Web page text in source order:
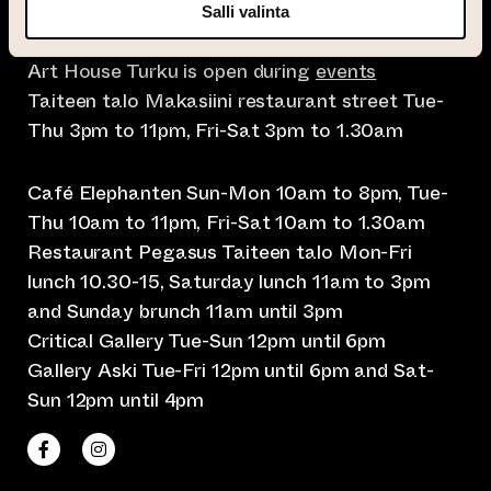
Salli valinta
Taiteen talo, Nunnankatu 4, 20700 Turku
Art House Turku is open during events
Taiteen talo Makasiini restaurant street Tue-
Thu 3pm to 11pm, Fri-Sat 3pm to 1.30am
Café Elephanten Sun-Mon 10am to 8pm, Tue-
Thu 10am to 11pm, Fri-Sat 10am to 1.30am
Restaurant Pegasus Taiteen talo Mon-Fri
lunch 10.30-15, Saturday lunch 11am to 3pm
and Sunday brunch 11am until 3pm
Critical Gallery Tue-Sun 12pm until 6pm
Gallery Aski Tue-Fri 12pm until 6pm and Sat-
Sun 12pm until 4pm
Taiteen talo Facebookissa
(opens an external website)
Taiteen talo Instagramissa
(opens an external website)